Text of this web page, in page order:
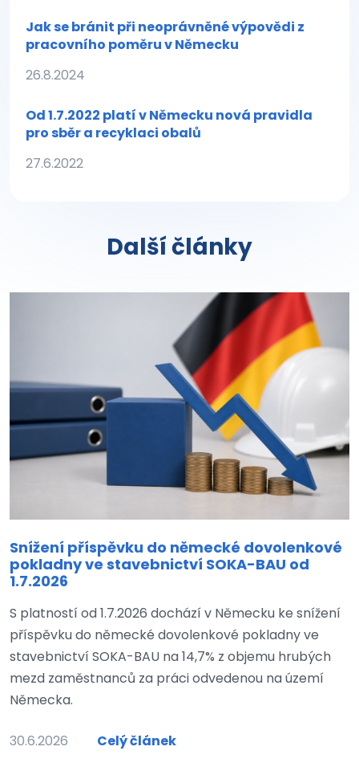
Jak se bránit při neoprávněné výpovědi z
pracovního poměru v Německu
26.8.2024
Od 1.7.2022 platí v Německu nová pravidla
pro sběr a recyklaci obalů
27.6.2022
Další články
Snížení příspěvku do německé dovolenkové
pokladny ve stavebnictví SOKA-BAU od
1.7.2026
S platností od 1.7.2026 dochází v Německu ke snížení
příspěvku do německé dovolenkové pokladny ve
stavebnictví SOKA-BAU na 14,7% z objemu hrubých
mezd zaměstnanců za práci odvedenou na území
Německa.
30.6.2026 Celý článek